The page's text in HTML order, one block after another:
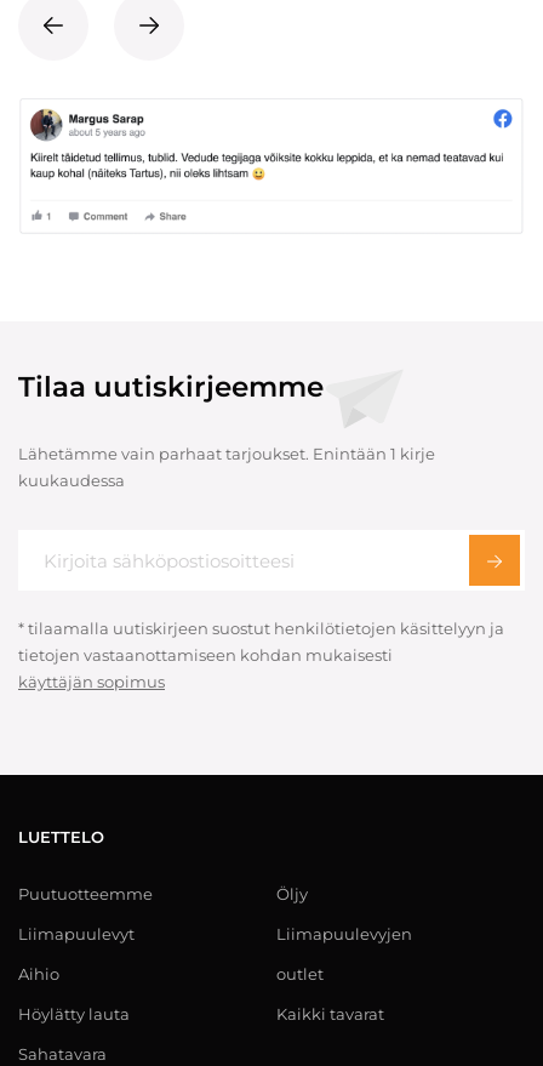
Tilaa uutiskirjeemme
Lähetämme vain parhaat tarjoukset. Enintään 1 kirje
kuukaudessa
* tilaamalla uutiskirjeen suostut henkilötietojen käsittelyyn ja
tietojen vastaanottamiseen kohdan mukaisesti
käyttäjän sopimus
LUETTELO
Puutuotteemme
Liimapuulevyt
Aihio
Höylätty lauta
Sahatavara
Öljy
Liimapuulevyjen
outlet
Kaikki tavarat